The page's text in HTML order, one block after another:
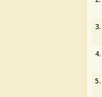
3.
4.
5.